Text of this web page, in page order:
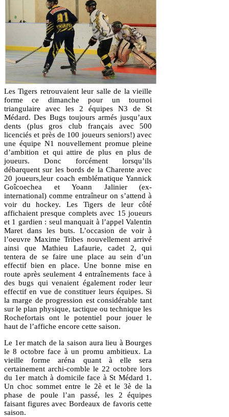
Les Tigers retrouvaient leur salle de la vieille
forme ce dimanche pour un tournoi
triangulaire avec les 2 équipes N3 de St
Médard. Des Bugs toujours armés jusqu’aux
dents (plus gros club français avec 500
licenciés et près de 100 joueurs seniors!) avec
une équipe N1 nouvellement promue pleine
d’ambition et qui attire de plus en plus de
joueurs. Donc forcément lorsqu’ils
débarquent sur les bords de la Charente avec
20 joueurs,leur coach emblématique Yannick
Goîcoechea et Yoann Jalinier (ex-
international) comme entraîneur on s’attend à
voir du hockey. Les Tigers de leur côté
affichaient presque complets avec 15 joueurs
et 1 gardien : seul manquait à l’appel Valentin
Maret dans les buts. L’occasion de voir à
l’oeuvre Maxime Tribes nouvellement arrivé
ainsi que Mathieu Lafaurie, cadet 2, qui
tentera de se faire une place au sein d’un
effectif bien en place. Une bonne mise en
route après seulement 4 entraînements face à
des bugs qui venaient également roder leur
effectif en vue de constituer leurs équipes. Si
la marge de progression est considérable tant
sur le plan physique, tactique ou technique les
Rochefortais ont le potentiel pour jouer le
haut de l’affiche encore cette saison.
Le 1er match de la saison aura lieu à Bourges
le 8 octobre face à un promu ambitieux. La
vieille forme aréna quant à elle sera
certainement archi-comble le 22 octobre lors
du 1er match à domicile face à St Médard 1.
Un choc sommet entre le 2è et le 3è de la
phase de poule l’an passé, les 2 équipes
faisant figures avec Bordeaux de favoris cette
saison.